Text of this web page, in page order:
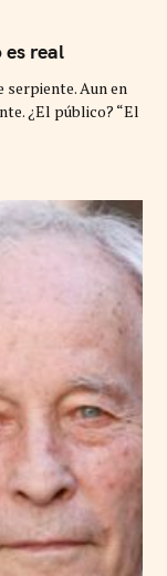
es real
serpiente. Aun en
¿El público? “El